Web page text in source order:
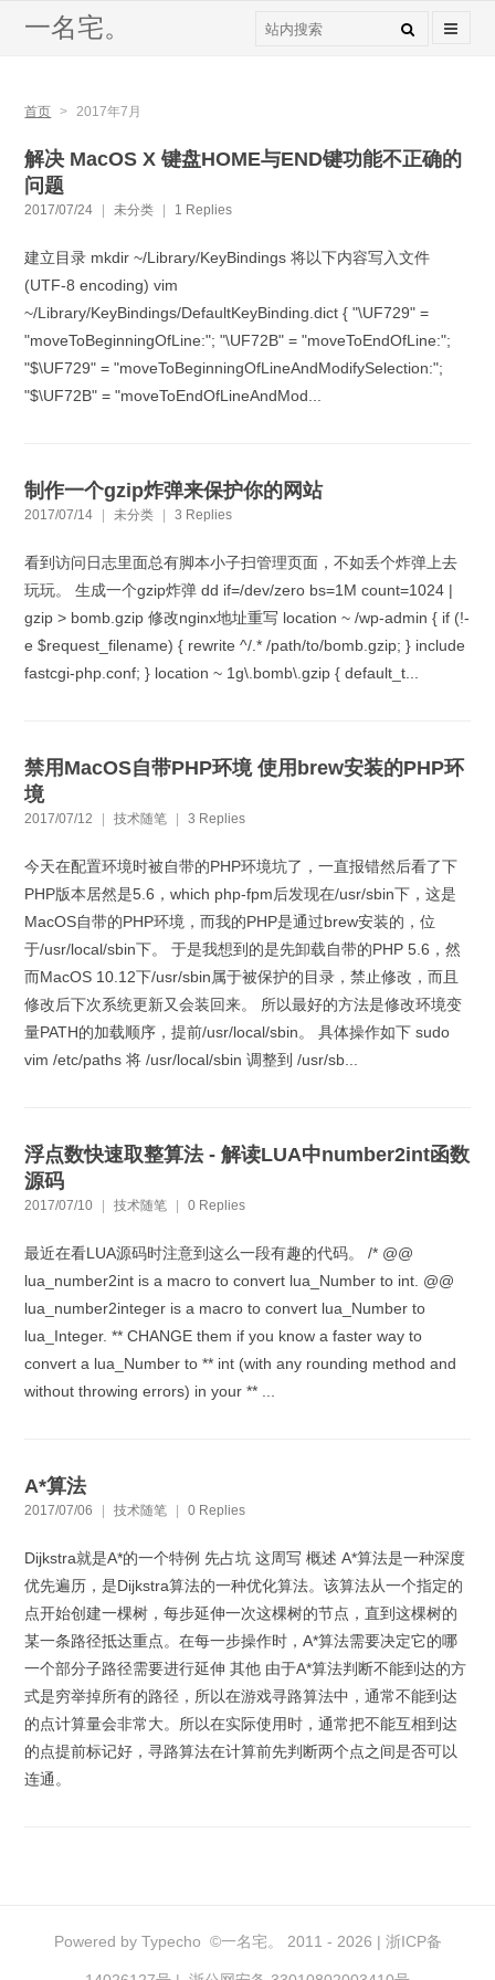
一名宅。
首页 > 2017年7月
解决 MacOS X 键盘HOME与END键功能不正确的
问题
2017/07/24 未分类 1 Replies
建立目录 mkdir ~/Library/KeyBindings 将以下内容写入文件
(UTF-8 encoding) vim
~/Library/KeyBindings/DefaultKeyBinding.dict { "\UF729" =
"moveToBeginningOfLine:"; "\UF72B" = "moveToEndOfLine:";
"$\UF729" = "moveToBeginningOfLineAndModifySelection:";
"$\UF72B" = "moveToEndOfLineAndMod...
制作一个gzip炸弹来保护你的网站
2017/07/14 未分类 3 Replies
看到访问日志里面总有脚本小子扫管理页面，不如丢个炸弹上去
玩玩。 生成一个gzip炸弹 dd if=/dev/zero bs=1M count=1024 |
gzip > bomb.gzip 修改nginx地址重写 location ~ /wp-admin { if (!-
e $request_filename) { rewrite ^/.* /path/to/bomb.gzip; } include
fastcgi-php.conf; } location ~ 1g\.bomb\.gzip { default_t...
禁用MacOS自带PHP环境 使用brew安装的PHP环
境
2017/07/12 技术随笔 3 Replies
今天在配置环境时被自带的PHP环境坑了，一直报错然后看了下
PHP版本居然是5.6，which php-fpm后发现在/usr/sbin下，这是
MacOS自带的PHP环境，而我的PHP是通过brew安装的，位
于/usr/local/sbin下。 于是我想到的是先卸载自带的PHP 5.6，然
而MacOS 10.12下/usr/sbin属于被保护的目录，禁止修改，而且
修改后下次系统更新又会装回来。 所以最好的方法是修改环境变
量PATH的加载顺序，提前/usr/local/sbin。 具体操作如下 sudo
vim /etc/paths 将 /usr/local/sbin 调整到 /usr/sb...
浮点数快速取整算法 - 解读LUA中number2int函数
源码
2017/07/10 技术随笔 0 Replies
最近在看LUA源码时注意到这么一段有趣的代码。 /* @@
lua_number2int is a macro to convert lua_Number to int. @@
lua_number2integer is a macro to convert lua_Number to
lua_Integer. ** CHANGE them if you know a faster way to
convert a lua_Number to ** int (with any rounding method and
without throwing errors) in your ** ...
A*算法
2017/07/06 技术随笔 0 Replies
Dijkstra就是A*的一个特例 先占坑 这周写 概述 A*算法是一种深度
优先遍历，是Dijkstra算法的一种优化算法。该算法从一个指定的
点开始创建一棵树，每步延伸一次这棵树的节点，直到这棵树的
某一条路径抵达重点。在每一步操作时，A*算法需要决定它的哪
一个部分子路径需要进行延伸 其他 由于A*算法判断不能到达的方
式是穷举掉所有的路径，所以在游戏寻路算法中，通常不能到达
的点计算量会非常大。所以在实际使用时，通常把不能互相到达
的点提前标记好，寻路算法在计算前先判断两个点之间是否可以
连通。
Powered by Typecho ©一名宅。 2011 - 2026 | 浙ICP备